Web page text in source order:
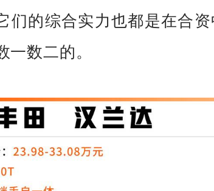
们的综合实力也都是在合资
数二的。